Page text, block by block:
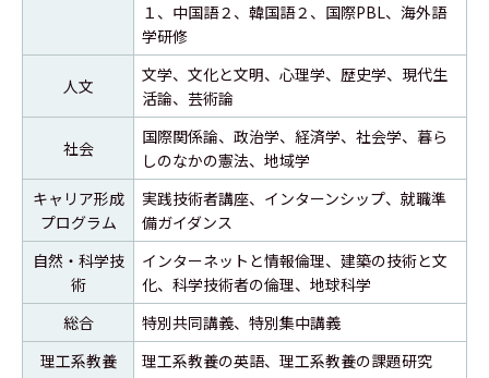
１、中国語２、韓国語２、国際PBL、海外語
学研修
人文
文学、文化と文明、心理学、歴史学、現代生
活論、芸術論
社会
国際関係論、政治学、経済学、社会学、暮ら
しのなかの憲法、地域学
キャリア形成
プログラム
実践技術者講座、インターンシップ、就職準
備ガイダンス
自然・科学技
術
インターネットと情報倫理、建築の技術と文
化、科学技術者の倫理、地球科学
総合
特別共同講義、特別集中講義
理工系教養
理工系教養の英語、理工系教養の課題研究